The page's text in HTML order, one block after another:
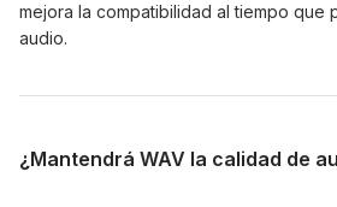
mejora la compatibilidad al tiempo que
audio.
¿Mantendrá WAV la calidad de